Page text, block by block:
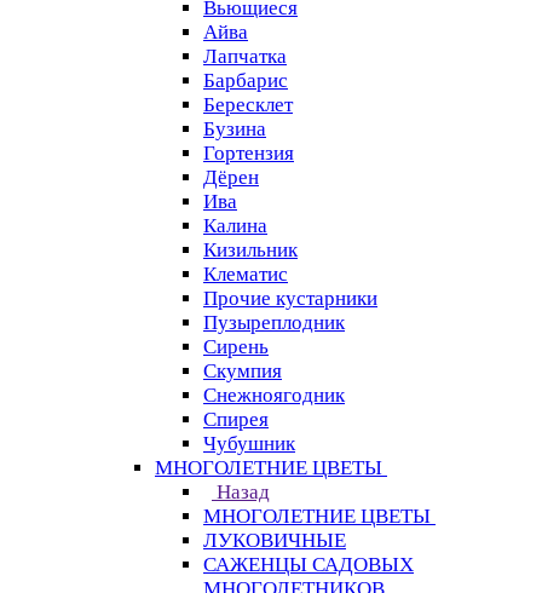
Вьющиеся
Айва
Лапчатка
Барбарис
Бересклет
Бузина
Гортензия
Дёрен
Ива
Калина
Кизильник
Клематис
Прочие кустарники
Пузыреплодник
Сирень
Скумпия
Снежноягодник
Спирея
Чубушник
МНОГОЛЕТНИЕ ЦВЕТЫ
Назад
МНОГОЛЕТНИЕ ЦВЕТЫ
ЛУКОВИЧНЫЕ
САЖЕНЦЫ САДОВЫХ